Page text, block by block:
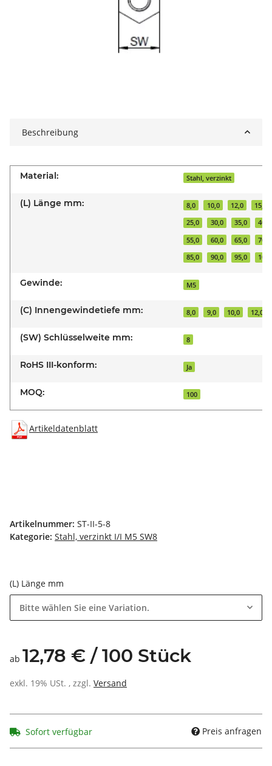
Beschreibung
Material: Stahl, verzinkt
(L) Länge mm: 8,0 10,0 12,0 15,0
25,0 30,0 35,0 40,0
55,0 60,0 65,0 70,0
85,0 90,0 95,0
Gewinde: M5
(C) Innengewindetiefe mm: 8,0 9,0 10,0 12,0
(SW) Schlüsselweite mm: 8
RoHS III-konform: Ja
MOQ: 100
Artikeldatenblatt
Artikelnummer: ST-II-5-8
Kategorie: Stahl, verzinkt I/I M5 SW8
(L) Länge mm
Bitte wählen Sie eine Variation.
ab 12,78 € / 100 Stück
exkl. 19% USt. , zzgl. Versand
Sofort verfügbar Preis anfragen